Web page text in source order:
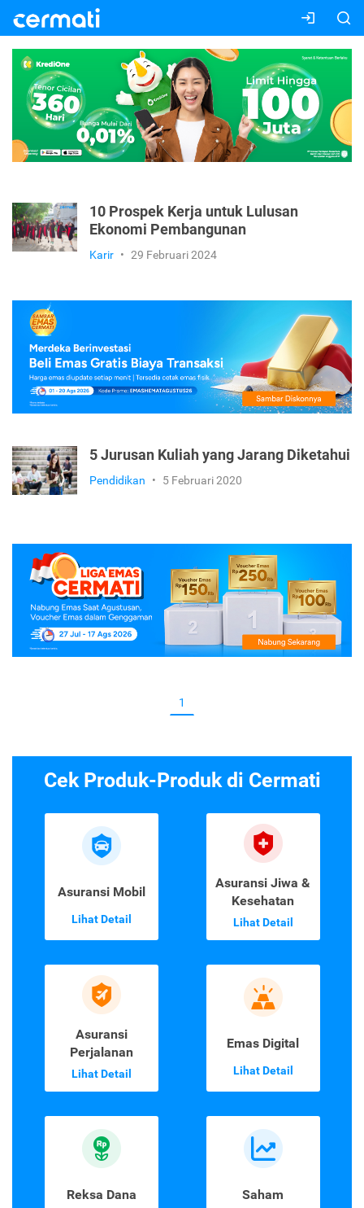
10 Prospek Kerja untuk Lulusan
Ekonomi Pembangunan
Karir • 29 Februari 2024
5 Jurusan Kuliah yang Jarang Diketahui
Pendidikan • 5 Februari 2020
1
Cek Produk-Produk di Cermati
Asuransi Mobil
Lihat Detail
Asuransi Jiwa &
Kesehatan
Lihat Detail
Asuransi
Perjalanan
Lihat Detail
Emas Digital
Lihat Detail
Reksa Dana Saham